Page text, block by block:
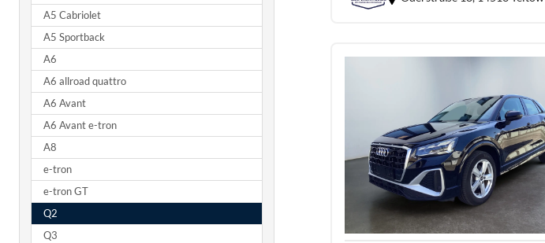
A5 Cabriolet
A5 Sportback
A6
A6 allroad quattro
A6 Avant
A6 Avant e-tron
A8
e-tron
e-tron GT
Q2
Q3